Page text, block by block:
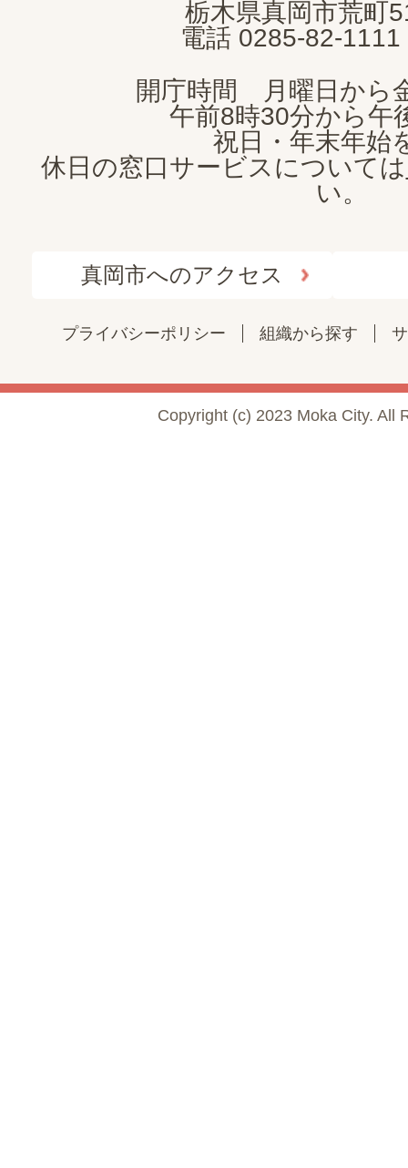
栃木県真岡市荒町
電話 0285-82-1111
開庁時間 月曜日から
午前8時30分から午
祝日・年末年始
休日の窓口サービスについては
い。
真岡市へのアクセス
プライバシーポリシー 組織から探す
Copyright (c) 2023 Moka City. All